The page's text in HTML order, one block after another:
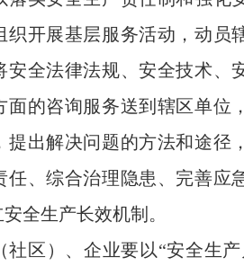
织开展基层服务活动，动员
安全法律法规、安全技术、
面的咨询服务送到辖区单位
提出解决问题的方法和途径
任、综合治理隐患、完善应
全生产长效机制。
区）、企业要以“安全生产